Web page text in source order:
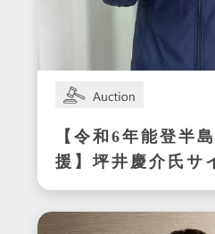
【令和6年能登半
援】坪井慶介氏サ
パイク